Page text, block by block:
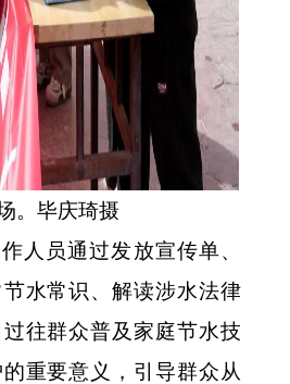
。毕庆琦摄
人员通过发放宣传单、
水常识、解读涉水法律
往群众普及家庭节水技
重要意义，引导群众从